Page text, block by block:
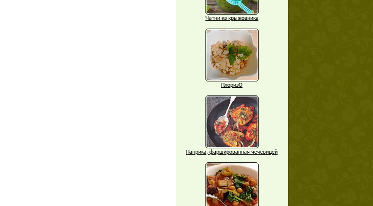
Чатни из крыжовника
ПлоризО
Паприка, фаршированная чечевицей